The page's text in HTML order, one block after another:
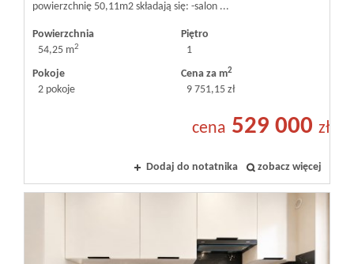
powierzchnię 50,11m2 składają się: -salon ...
Powierzchnia
54,25 m2
Piętro
1
Pokoje
2 pokoje
Cena za m2
9 751,15 zł
cena 529 000 zł
Dodaj do notatnika zobacz więcej